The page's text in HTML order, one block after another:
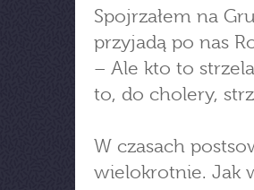
Spojrzałem na
przyjadą po nas
– Ale kto to
to, do cholery,
W czasach
wielokrotnie. Jak